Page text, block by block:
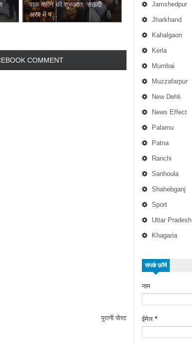
Jamshedpur
Jharkhand
Kahalgaon
Kerla
Mumbai
Muzzafarpur
New Dehli
News Effect
Palamu
Patna
Ranchi
Sanhoula
Shahebganj
Sport
Uttar Pradesh
Khagaria
संपर्क फ़ॉर्म
नाम
ईमेल *
पाक महीने की शुरुआत: सऊदी
अरब में प...
COMMENT
पुरानी पोस्ट